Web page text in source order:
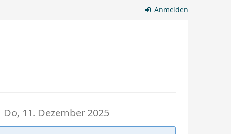
Anmelden
Do, 11. Dezember 2025